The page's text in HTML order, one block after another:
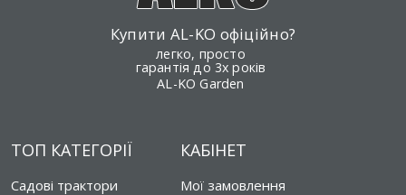
Купити AL-KO офіційно?
легко, просто
гарантія до 3х років
AL-KO Garden
ТОП КАТЕГОРІЇ
Садові трактори
КАБІНЕТ
Мої замовлення